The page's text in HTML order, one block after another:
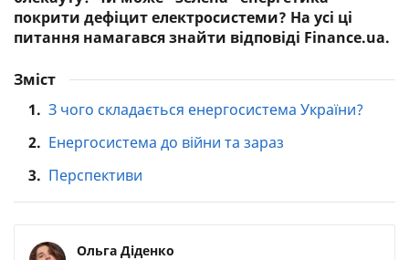
покрити дефіцит електросистеми? На усі ці
питання намагався знайти відповіді Finance.ua.
Зміст
1. З чого складається енергосистема України?
2. Енергосистема до війни та зараз
3. Перспективи
Ольга Діденко